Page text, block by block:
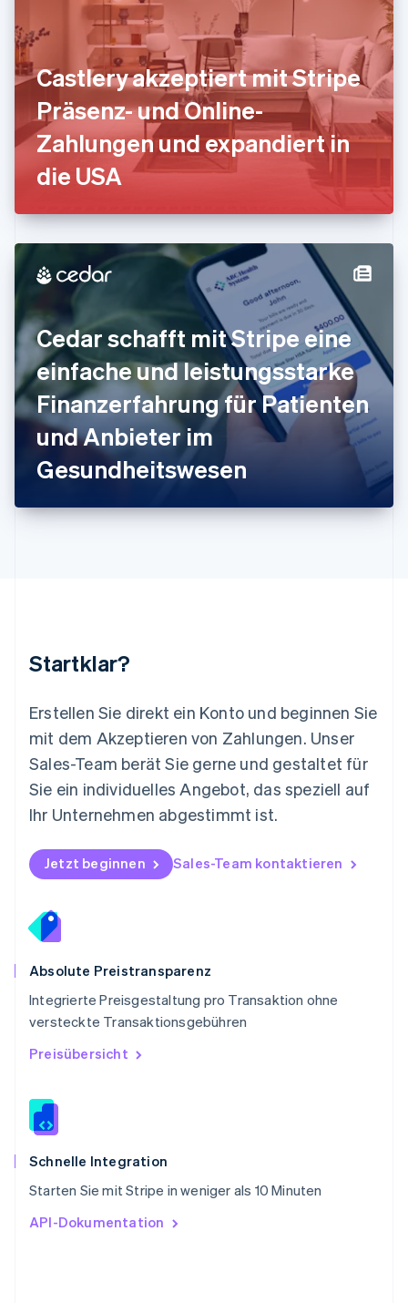
Castlery akzeptiert mit Stripe
Präsenz- und Online-
Zahlungen und expandiert in
die USA
Cedar schafft mit Stripe eine
einfache und leistungsstarke
Finanzerfahrung für Patienten
und Anbieter im
Gesundheitswesen
Startklar?
Erstellen Sie direkt ein Konto und beginnen Sie
mit dem Akzeptieren von Zahlungen. Unser
Sales-Team berät Sie gerne und gestaltet für
Sie ein individuelles Angebot, das speziell auf
Ihr Unternehmen abgestimmt ist.
Jetzt beginnen Sales-Team kontaktieren
Absolute Preistransparenz
Integrierte Preisgestaltung pro Transaktion ohne
versteckte Transaktionsgebühren
Preisübersicht
Schnelle Integration
Starten Sie mit Stripe in weniger als 10 Minuten
API-Dokumentation
FrançaisEnglish
Gibraltar
English
Griechenland
Indien
English
Irland
English
Japan
日本語English
Kanada
EnglishFrançais
Italiano
Lettland
English
Liechtenstein
DeutschEnglish
Litauen
English
Luxemburg
FrançaisDeutschEnglish
Malaysia
Malta
Nederlands English
Norwegen
Österreich
Polen
English
Portugal
Português English
Rumänien
Schweden
Svenska English
Deutsch
Singapur
English
Slowakei
Slowenien
EnglishItaliano
Sonderverwaltungsregion Hongkong,
Spanien
Thailand
ไทยEnglish
English
English